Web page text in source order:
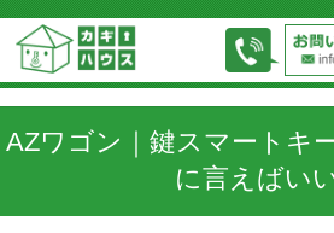
AZワゴン｜鍵スマートキ
に言えばい